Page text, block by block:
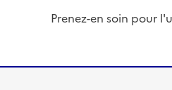
Prenez-en soin pour